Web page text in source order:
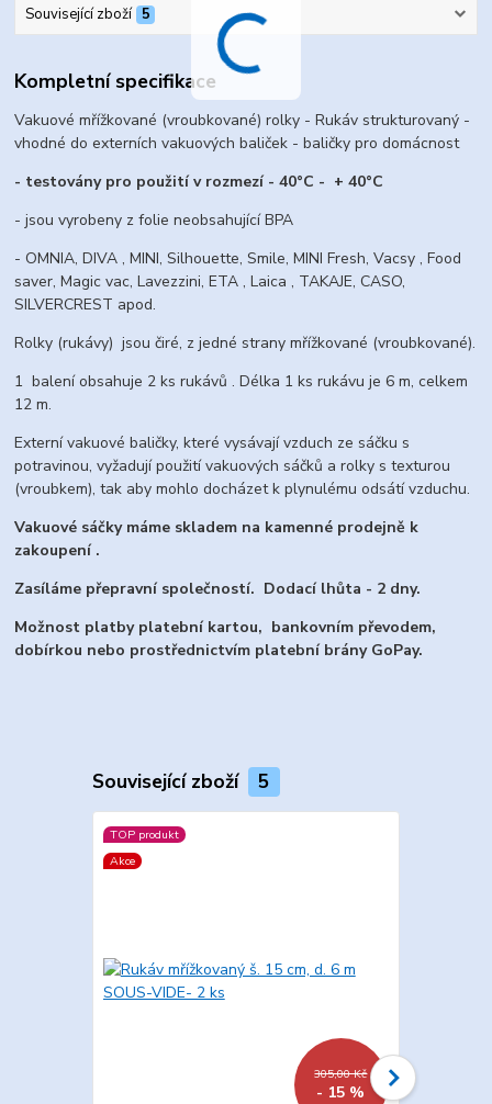
Související zboží 5
Kompletní specifikace
Vakuové mřížkované (vroubkované) rolky - Rukáv strukturovaný -
vhodné do externích vakuových baliček - baličky pro domácnost
- testovány pro použití v rozmezí - 40°C - + 40°C
- jsou vyrobeny z folie neobsahující BPA
- OMNIA, DIVA , MINI, Silhouette, Smile, MINI Fresh, Vacsy , Food
saver, Magic vac, Lavezzini, ETA , Laica , TAKAJE, CASO,
SILVERCREST apod.
Rolky (rukávy) jsou čiré, z jedné strany mřížkované (vroubkované).
1 balení obsahuje 2 ks rukávů . Délka 1 ks rukávu je 6 m, celkem
12 m.
Externí vakuové baličky, které vysávají vzduch ze sáčku s
potravinou, vyžadují použití vakuových sáčků a rolky s texturou
(vroubkem), tak aby mohlo docházet k plynulému odsátí vzduchu.
Vakuové sáčky máme skladem na kamenné prodejně k
zakoupení .
Zasíláme přepravní společností. Dodací lhůta - 2 dny.
Možnost platby platební kartou, bankovním převodem,
dobírkou nebo prostřednictvím platební brány GoPay.
Související zboží 5
TOP produkt
Akce
305,00 Kč
- 15 %